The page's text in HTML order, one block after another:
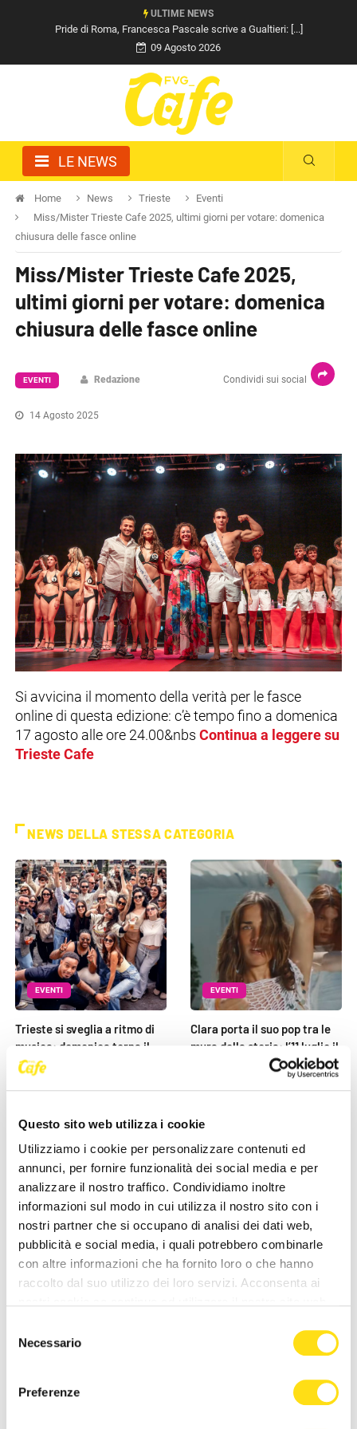
Questo sito web utilizza i cookie
Utilizziamo i cookie per personalizzare contenuti ed
annunci, per fornire funzionalità dei social media e per
analizzare il nostro traffico. Condividiamo inoltre
informazioni sul modo in cui utilizza il nostro sito con i
nostri partner che si occupano di analisi dei dati web,
pubblicità e social media, i quali potrebbero combinarle
con altre informazioni che ha fornito loro o che hanno
raccolto dal suo utilizzo dei loro servizi. Acconsenta ai
delNecessario
Preferenze
ULTIME NEWS
Pride di Roma, Francesca Pascale scrive a Gualtieri: [...]
09 Agosto 2026
LE NEWS
Home News Trieste
Eventi
Miss/Mister Trieste Cafe 2025, ultimi giorni per votare: domenica
chiusura delle fasce online
Miss/Mister Trieste Cafe 2025,
ultimi giorni per votare: domenica
chiusura delle fasce online
Condividi sui social
EVENTI Redazione
14 Agosto 2025
Si avvicina il momento della verità per le fasce
online di questa edizione: c’è tempo fino a domenica
17 agosto alle ore 24.00&nbs Continua a leggere su
Trieste Cafe
NEWS DELLA STESSA CATEGORIA
EVENTI
Trieste si sveglia a ritmo di
musica: domenica torna il
Morning Club in piazza [...]
EVENTI
Clara porta il suo pop tra le
mura della storia: l’11 luglio il
concerto al [...]
EVENTI
"Il Rossetti a Miramare", le
27 Maggio 2026
EVENTI
Proposta di matrimonio da